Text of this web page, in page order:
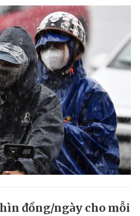
đồng/ngày cho mỗi